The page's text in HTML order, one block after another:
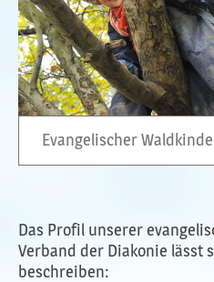
Evangelischer
Das Profil unserer
Verband der Diakonie lässt
beschreiben: